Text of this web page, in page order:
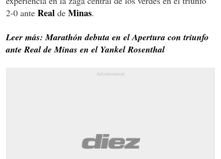
2-0 ante Real de Minas.
Leer más: Marathón debuta en el Apertura con triunfo
ante Real de Minas en el Yankel Rosenthal